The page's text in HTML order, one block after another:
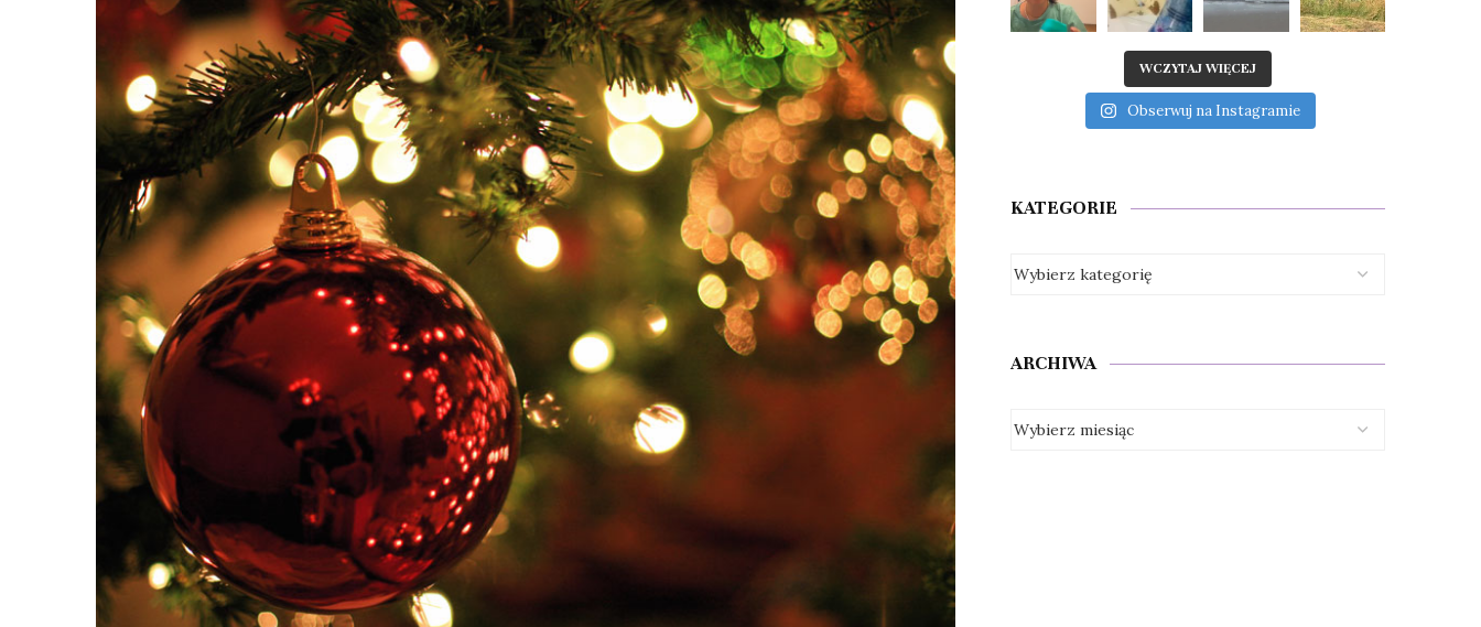
WCZYTAJ WIĘCEJ
Obserwuj na Instagramie
KATEGORIE
ARCHIWA